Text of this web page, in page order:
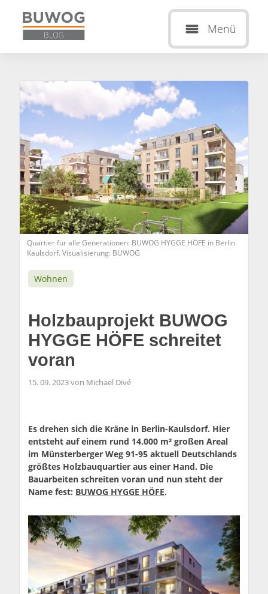
Menü
Quartier für alle Generationen: BUWOG HYGGE HÖFE in Berlin
Kaulsdorf. Visualisierung: BUWOG
Wohnen
Holzbauprojekt BUWOG
HYGGE HÖFE schreitet
voran
15. 09. 2023 von Michael Divé
Es drehen sich die Kräne in Berlin-Kaulsdorf. Hier
entsteht auf einem rund 14.000 m² großen Areal
im Münsterberger Weg 91-95 aktuell Deutschlands
größtes Holzbauquartier aus einer Hand. Die
Bauarbeiten schreiten voran und nun steht der
Name fest: BUWOG HYGGE HÖFE.